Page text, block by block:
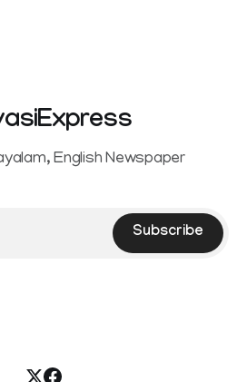
English Newspaper
Subscribe